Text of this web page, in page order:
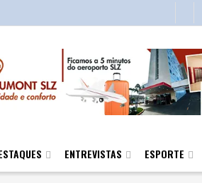
ENTREVISTAS ESPORTE